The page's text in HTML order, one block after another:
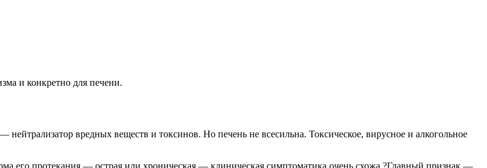
и конкретно для печени.
вредных веществ и токсинов. Но печень не всесильна. Токсическое, вирусное и алкогольное